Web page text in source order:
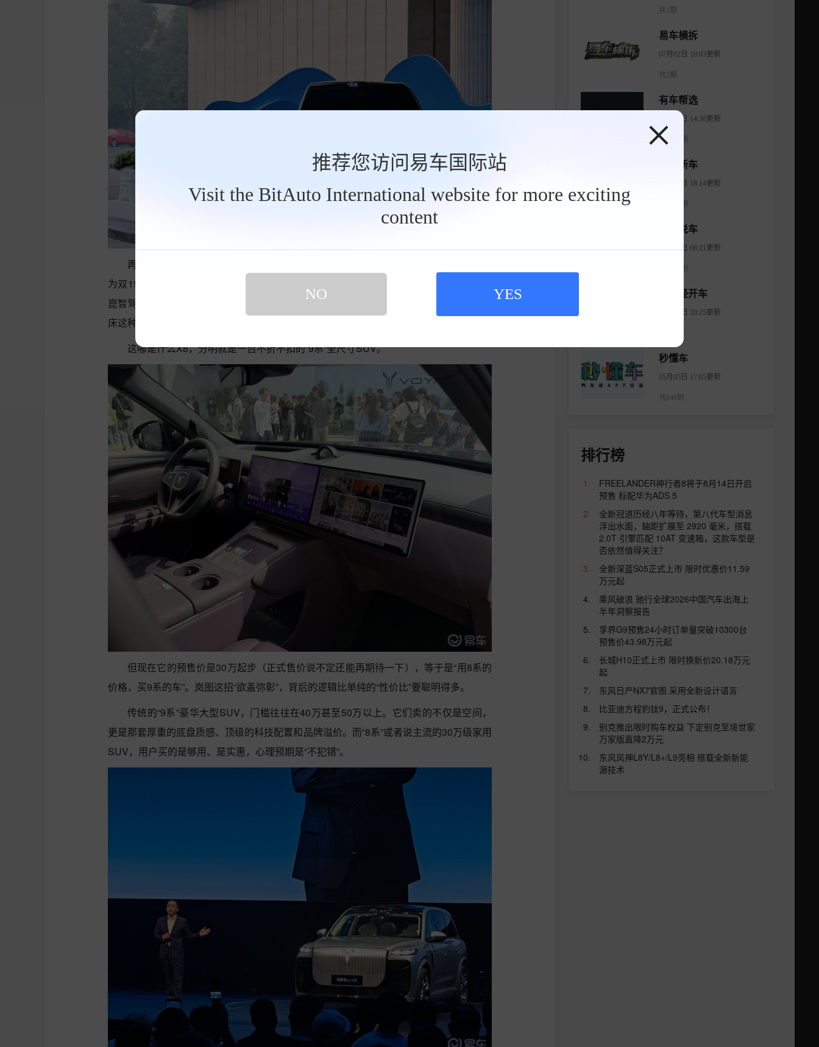
推荐您访问易车国际站
Visit the BitAuto International website for more exciting
content
NO YES
再看配置和用料，人家可是毫不遮掩地直接对标9系旗舰：行业首发鸿蒙座舱5.2、华
为双15.6英寸智慧双联屏，6.1平方米的五座SUV最大座舱面积，896线激光雷达+华为乾
崑智驾方案，前双叉臂+后五连杆全铝底盘配合三腔空悬+EDC魔毯……还有全自动一键成
床这种颇具话题和流量的功能。
这哪是什么X8，分明就是一台不折不扣的“9系”全尺寸SUV。
但现在它的预售价是30万起步（正式售价说不定还能再期待一下），等于是“用8系的
价格，买9系的车”。岚图这招“欲盖弥彰”，背后的逻辑比单纯的“性价比”要聪明得多。
传统的“9系”豪华大型SUV，门槛往往在40万甚至50万以上。它们卖的不仅是空间，
更是那套厚重的底盘质感、顶级的科技配置和品牌溢价。而“8系”或者说主流的30万级家用
SUV，用户买的是够用、是实惠，心理预期是“不犯错”。
共1期
易车横拆
07月02日 18:03更新
共2期
有车帮选
04月11日 14:38更新
共1474期
智看新车
08月07日 18:14更新
共1176期
大斌说车
08月06日 08:21更新
共2965期
不正经开车
08月18日 20:25更新
秒懂车
05月05日 17:05更新
共648期
排行榜
FREELANDER神行者8将于8月14日开启
预售 标配华为ADS 5
全新冠道历经八年等待，第八代车型消息
浮出水面，轴距扩展至 2920 毫米，搭载
2.0T 引擎匹配 10AT 变速箱，这款车型是
否依然值得关注？
全新深蓝S05正式上市 限时优惠价11.59
万元起
乘风破浪 驰行全球2026中国汽车出海上
半年洞察报告
享界G9预售24小时订单量突破10300台
预售价43.98万元起
长城H10正式上市 限时换新价20.18万元
起
东风日产NX7官图 采用全新设计语言
比亚迪方程豹钛9，正式公布！
别克推出限时购车权益 下定别克至境世家
万家版直降2万元
东风风神L8Y/L8+/L9亮相 搭载全新新能
源技术